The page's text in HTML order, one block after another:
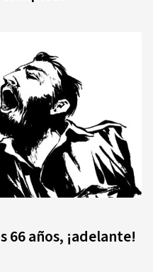
66 años, ¡adelante!